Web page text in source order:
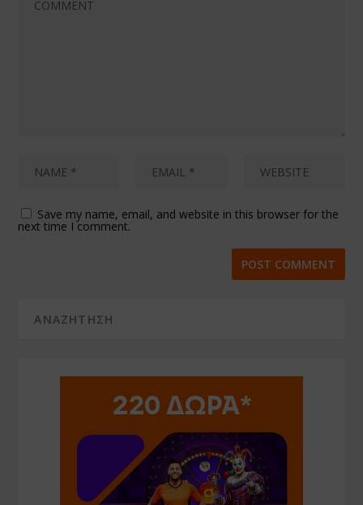
Save my name, email, and website in this browser for the
next time I comment.